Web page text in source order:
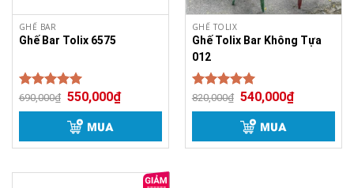
GHẾ BAR
Ghế Bar Tolix 6575
Được xếp
hạng5.00
690,000₫ 550,000₫
MUA
GHẾ TOLIX
Ghế Tolix Bar Không Tựa
012
Được xếp
hạng5.00
820,000₫ 540,000₫
MUA